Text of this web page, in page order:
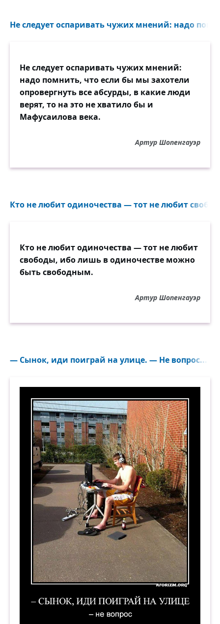
Не следует оспаривать чужих мнений: надо
Не следует оспаривать чужих мнений:
надо помнить, что если бы мы захотели
опровергнуть все абсурды, в какие люди
верят, то на это не хватило бы и
Мафусаилова века.
Артур Шопенгауэр
Кто не любит одиночества — тот не любит
Кто не любит одиночества — тот не любит
свободы, ибо лишь в одиночестве можно
быть свободным.
Артур Шопенгауэр
— Сынок, иди поиграй на улице. — Не вопрос...